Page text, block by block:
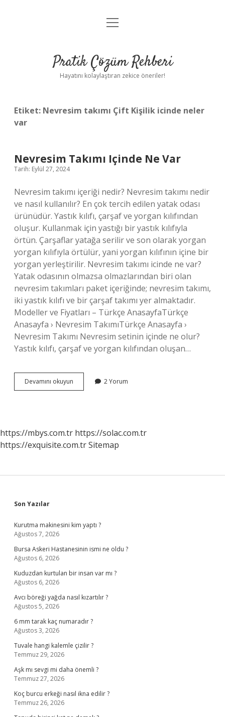
Anasayfa
Yasal Uyarı
menüyü
Pratik Çözüm Rehberi
Hayatını kolaylaştıran zekice öneriler!
Etiket: Nevresim takımı Çift Kişilik icinde neler
var
Nevresim Takımı Içinde Ne Var
Tarih: Eylül 27, 2024
Nevresim takımı içeriği nedir? Nevresim takımı nedir
ve nasıl kullanılır? En çok tercih edilen yatak odası
ürünüdür. Yastık kılıfı, çarşaf ve yorgan kılıfından
oluşur. Kullanmak için yastığı bir yastık kılıfıyla
örtün. Çarşaflar yatağa serilir ve son olarak yorgan
yorgan kılıfıyla örtülür, yani yorgan kılıfının içine bir
yorgan yerleştirilir. Nevresim takımı icinde ne var?
Yatak odasının olmazsa olmazlarından biri olan
nevresim takımları paket içeriğinde; nevresim takımı,
iki yastık kılıfı ve bir çarşaf takımı yer almaktadır.
Modeller ve Fiyatları – Türkçe AnasayfaTürkçe
Anasayfa › Nevresim TakımıTürkçe Anasayfa ›
Nevresim Takımı Nevresim setinin içinde ne olur?
Yastık kılıfı, çarşaf ve yorgan kılıfından oluşan…
Devamını okuyun Nevresim
Takımı
2 Yorum
https://mbys.com.tr https://solac.com.tr
https://exquisite.com.trSitemap
Sidebar
Son Yazılar
Kurutma makinesini kim yaptı ?
Ağustos 7, 2026
Bursa Askeri Hastanesinin ismi ne oldu ?
Ağustos 6, 2026
Kuduzdan kurtulan bir insan var mı ?
Ağustos 6, 2026
Avcı böreği yağda nasıl kızartılır ?
Ağustos 5, 2026
6 mm tarak kaç numaradır ?
Ağustos 3, 2026
Tuvale hangi kalemle çizilir ?
Temmuz 29, 2026
Aşk mı sevgi mi daha önemli ?
Temmuz 27, 2026
Koç burcu erkeği nasıl ikna edilir ?
Temmuz 26, 2026